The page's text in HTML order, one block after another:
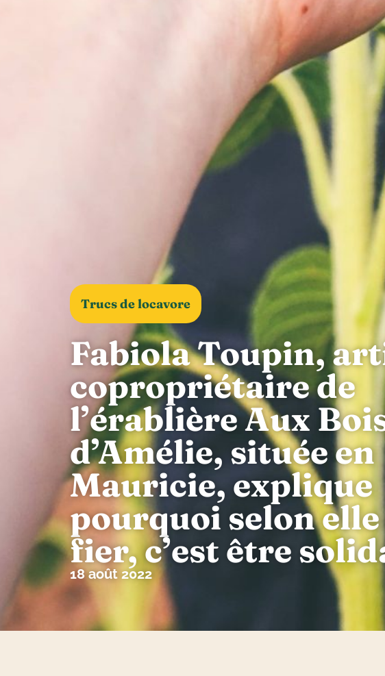
Trucs de locavore
Fabiola Toupin,
copropriétaire de
l’érablière Aux
d’Amélie, située en
Mauricie, explique
pourquoi selon
fier, c’est être
18 août 2022